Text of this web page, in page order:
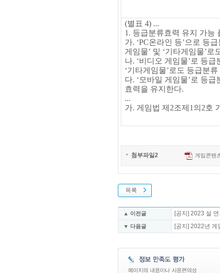
(별표 4) ...
1. 등급분류효력 유지 가능
가. ‘PC온라인 등’으로 등
게임물’ 및 ‘기타게임물’ 로
나. ‘비디오 게임물’ 로 등급
‘기타게임물’ 로도 등급분
다. ‘ 모바일 게임물’ 로 등급
효력을 유지한다.
...
가. 게임법 제 2조제 1 의 2호
첨부파일2 게임콘텐
목록
▲ 이전글 [공지] 2023 설
▼ 다음글 [공지] 2022년